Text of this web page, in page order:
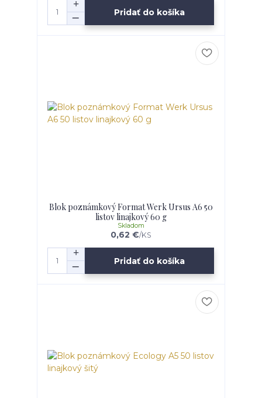
Pridať do košíka
Blok poznámkový Format Werk Ursus A6 50
listov linajkový 60 g
0,62 €/KS
Skladom
Pridať do košíka